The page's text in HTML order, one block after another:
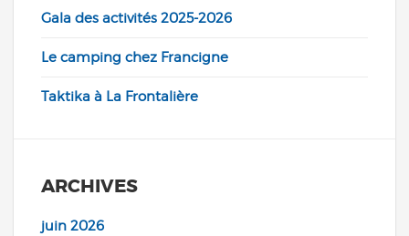
Gala des activités 2025-2026
Le camping chez Francigne
Taktika à La Frontalière
ARCHIVES
juin 2026